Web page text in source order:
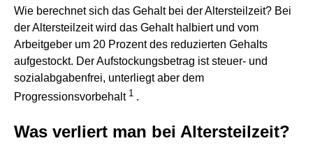
Wie berechnet sich das Gehalt bei der Altersteilzeit? Bei
der Altersteilzeit wird das Gehalt halbiert und vom
Arbeitgeber um 20 Prozent des reduzierten Gehalts
aufgestockt. Der Aufstockungsbetrag ist steuer- und
sozialabgabenfrei, unterliegt aber dem
Progressionsvorbehalt 1 .
Was verliert man bei Altersteilzeit?